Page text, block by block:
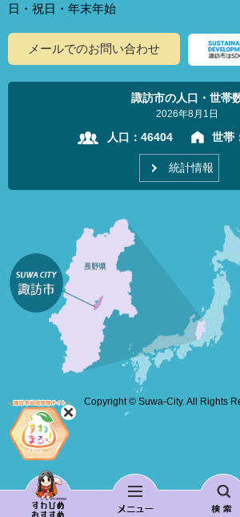
日・祝日・年末年始
メールでのお問い合わせ
諏訪市の人口・世帯
2026年8月1日
人口： 46404 世帯
統計情報
Copyright © Suwa-City. All Rights